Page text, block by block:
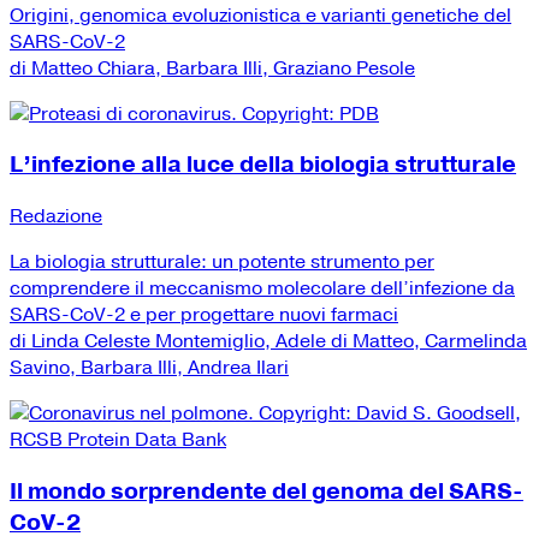
Origini, genomica evoluzionistica e varianti genetiche del
SARS-CoV-2
di Matteo Chiara, Barbara Illi, Graziano Pesole
L’infezione alla luce della biologia strutturale
Redazione
La biologia strutturale: un potente strumento per
comprendere il meccanismo molecolare dell’infezione da
SARS-CoV-2 e per progettare nuovi farmaci
di Linda Celeste Montemiglio, Adele di Matteo, Carmelinda
Savino, Barbara Illi, Andrea Ilari
Il mondo sorprendente del genoma del SARS-
CoV-2